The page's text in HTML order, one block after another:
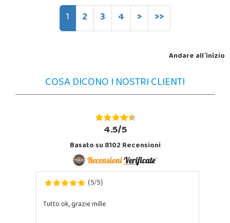
1 2 3 4 > >>
Andare all´inizio
COSA DICONO I NOSTRI CLIENTI
4.5/5
Basato su 8102 Recensioni
(5/5)
Tutto ok, grazie mille